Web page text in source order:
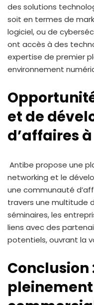
des solutions
soit en termes de
logiciel, ou de
ont accès à des
expertise de premier
environnement
et de
d’affaires
Antibe propose une
networking et le
une communauté
travers une multitude
séminaires, les
liens avec des
potentiels, ouvrant la
Conclusion